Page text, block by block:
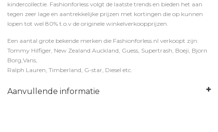
kindercollectie. Fashionforless volgt de laatste trends en bieden het aan
tegen zeer lage en aantrekkelijke prijzen met kortingen die op kunnen
lopen tot wel 80% t.o.v de originele winkelverkoopprijzen.
Een aantal grote bekende merken die Fashionforless.nl verkoopt zijn:
Tommy Hilfiger, New Zealand Auckland, Guess, Supertrash, Boeji, Bjorn
Borg,Vans,
Ralph Lauren, Timberland, G-star, Diesel etc.
Aanvullende informatie